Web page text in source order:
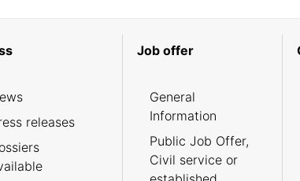
releases
Job offer
General
Information
Public Job Offer,
Civil service or